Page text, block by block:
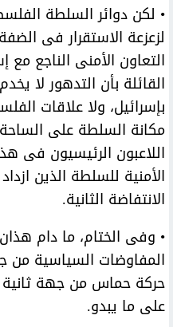
• لكن دوائر السلطة
لزعزعة الاستقرار فى
التعاون الأمنى الناجع مع
القائلة بأن التدهور لا
بإسرائيل، ولا علاقات
مكانة السلطة على الساحة
اللاعبون الرئيسيون فى
الأمنية للسلطة الذين
الانتفاضة الثانية.
• وفى الختام، ما دام
المفاوضات السياسية
حركة حماس من جهة ثانية
على ما يبدو.